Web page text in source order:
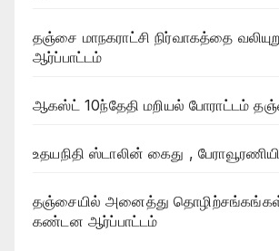
தஞ்சை மாநகராட்சி நிர்வாகத்தை
ஆர்ப்பாட்டம்
ஆகஸ்ட் 10ந்தேதி மறியல் போராட்டம்
உதயநிதி ஸ்டாலின் கைது ,
தஞ்சையில் அனைத்து தொழிற்சங்கங்கள்
கண்டன ஆர்ப்பாட்டம்